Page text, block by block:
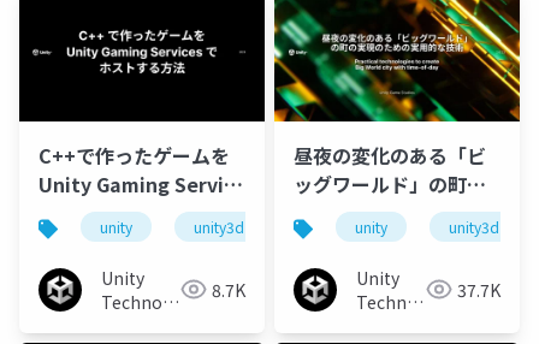
C++で作ったゲームを
Unity Gaming Service
でホストする方法
unity unity3d cedec2023
Unity
Technologies 8.7K
昼夜の変化のある「ビ
ッグワールド」の町の
実現のための実用的な
技術の紹介／Practical
technologies to
create Big World city
with time-of-day
unity unity3d
Unity
Technologies37.7K